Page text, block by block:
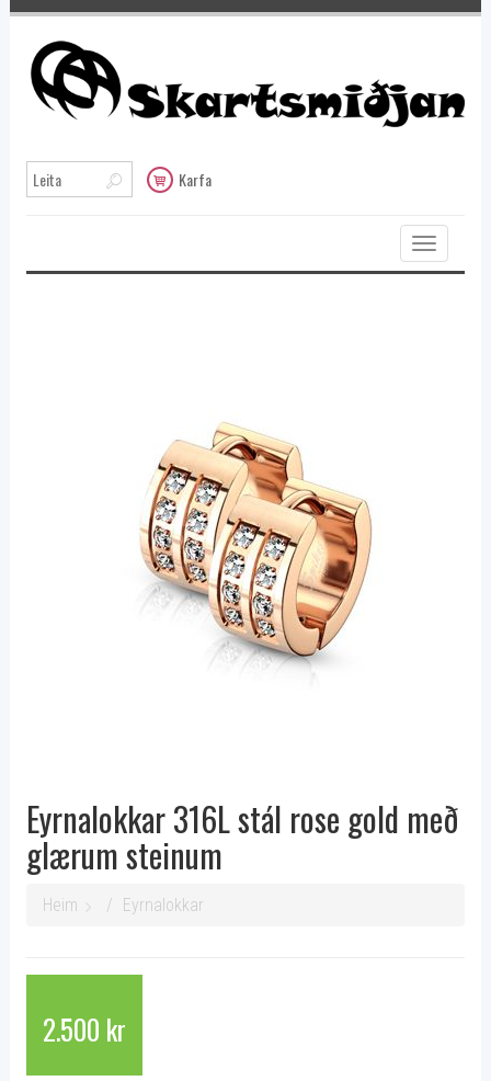
Karfa
Toggle
navigation
Eyrnalokkar 316L stál rose gold með
glærum steinum
Heim Eyrnalokkar
2.500 kr